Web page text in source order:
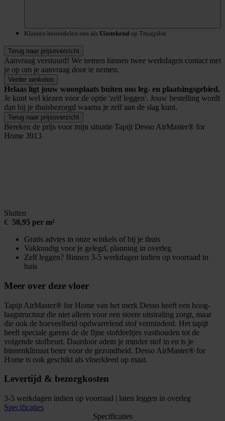
Klanten beoordelen ons als Uitstekend op Trustpilot
Terug naar prijsoverzicht
Aanvraag verstuurd! We nemen binnen twee werkdagen contact met
je op om je aanvraag door te nemen.
Verder winkelen
Helaas ligt jouw woonplaats buiten ons leg- en plaatsingsgebied.
Je kunt wel kiezen voor de optie 'zelf leggen'. Jouw bestelling wordt
dan bij je thuisbezorgd waarna je zelf aan de slag kunt.
Terug naar prijsoverzicht
Bereken de prijs voor mijn situatie Tapijt Desso AirMaster® for
Home 3913
Sluiten
€ 58,95 per m²
Gratis advies in onze winkels of bij je thuis
Vakkundig voor je gelegd, planning in overleg
Zelf leggen? Binnen 3-5 werkdagen indien op voorraad in
huis
Meer over deze vloer
Tapijt AirMaster® for Home van het merk Desso heeft een hoog-
laagstructuur die niet alleen voor een stoere uitstraling zorgt, maar
die ook de hoeveelheid opdwarrelend stof verminderd. Het tapijt
heeft speciale garens de de fijne stofdeeltjes vasthouden tot de
volgende stofbeurt. Daardoor adem je minder stof in en is je
binnenklimaat beter voor de gezondheid. Desso AirMaster® for
Home is ook geschikt als vloerkleed op maat.
Levertijd & bezorgkosten
3-5 werkdagen indien op voorraad | laten leggen in overleg
Specificaties
Specificaties